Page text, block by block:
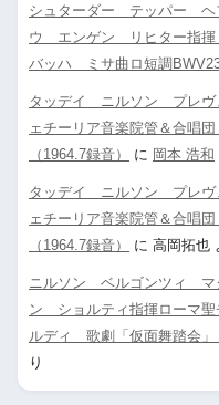
シュターダー テッパー ヘ
ウ エンゲン リヒター指揮
バッハ ミサ曲ロ短調
タッデイ ニルソン プレヴ
ェチーリア音楽院管＆合唱
（1964.7録音）
に 岡本 浩和
タッデイ ニルソン プレヴ
ェチーリア音楽院管＆合唱
（1964.7録音）
に 高岡拓也
ニルソン ベルゴンツィ
ン ショルティ指揮ローマ
ルディ 歌劇「仮面舞踏会」
り